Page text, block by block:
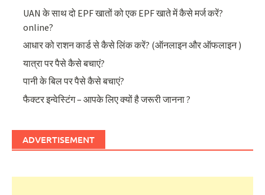
UAN के साथ दो EPF खातों को एक EPF खाते में कैसे मर्ज करें?
online?
आधार को राशन कार्ड से कैसे लिंक करें? (ऑनलाइन और ऑफलाइन )
यात्रा पर पैसे कैसे बचाएं?
पानी के बिल पर पैसे कैसे बचाएं?
फैक्टर इन्वेस्टिंग – आपके लिए क्यों है जरूरी जानना ?
ADVERTISEMENT